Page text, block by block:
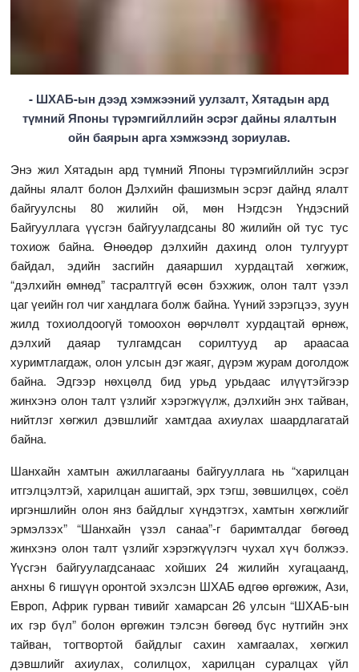
- ШХАБ-ын дээд хэмжээний уулзалт, Хятадын ард
түмний Японы түрэмгийллийн эсрэг дайны ялалтын
ойн баярын арга хэмжээнд зориулав.
Энэ жил Хятадын ард түмний Японы түрэмгийллийн эсрэг
дайны ялалт болон Дэлхийн фашизмын эсрэг дайнд ялалт
байгуулсны 80 жилийн ой, мөн Нэгдсэн Үндэсний
Байгууллага үүсгэн байгуулагдсаны 80 жилийн ой тус тус
тохиож байна. Өнөөдөр дэлхийн дахинд олон тулгуурт
байдал, эдийн засгийн даяаршил хурдацтай хөгжиж,
“дэлхийн өмнөд” тасралтгүй өсөн бэхжиж, олон талт үзэл
цаг үеийн гол чиг хандлага болж байна. Үүний зэрэгцээ, зуун
жилд тохиолдоогүй томоохон өөрчлөлт хурдацтай өрнөж,
дэлхий даяар тулгамдсан сорилтууд ар араасаа
хуримтлагдаж, олон улсын дэг жаяг, дүрэм журам доголдож
байна. Эдгээр нөхцөлд бид урьд урьдаас илүүтэйгээр
жинхэнэ олон талт үзлийг хэрэгжүүлж, дэлхийн энх тайван,
нийтлэг хөгжил дэвшлийг хамтдаа ахиулах шаардлагатай
байна.
Шанхайн хамтын ажиллагааны байгууллага нь “харилцан
итгэлцэлтэй, харилцан ашигтай, эрх тэгш, зөвшилцөх, соёл
иргэншлийн олон янз байдлыг хүндэтгэх, хамтын хөгжлийг
эрмэлзэх” “Шанхайн үзэл санаа”-г баримталдаг бөгөөд
жинхэнэ олон талт үзлийг хэрэгжүүлэгч чухал хүч болжээ.
Үүсгэн байгуулагдсанаас хойших 24 жилийн хугацаанд,
анхны 6 гишүүн оронтой эхэлсэн ШХАБ өдгөө өргөжиж, Ази,
Европ, Африк гурван тивийг хамарсан 26 улсын “ШХАБ-ын
их гэр бүл” болон өргөжин тэлсэн бөгөөд бүс нутгийн энх
тайван, тогтвортой байдлыг сахин хамгаалах, хөгжил
дэвшлийг ахиулах, солилцох, харилцан суралцах үйл